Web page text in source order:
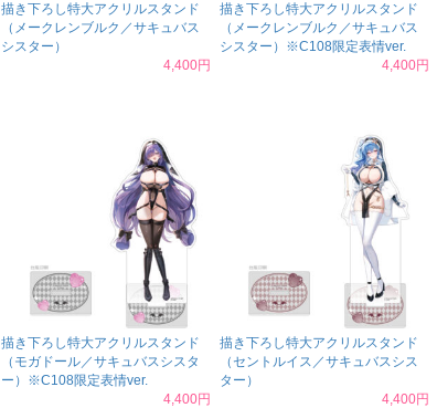
描き下ろし特大アクリルスタンド
（メークレンブルク／サキュバス
シスター）
4,400円
描き下ろし特大アクリルスタンド
（メークレンブルク／サキュバス
シスター）※C108限定表情ver.
4,400円
描き下ろし特大アクリルスタンド
（モガドール／サキュバスシスタ
ー）※C108限定表情ver.
4,400円
描き下ろし特大アクリルスタンド
（セントルイス／サキュバスシス
ター）
4,400円